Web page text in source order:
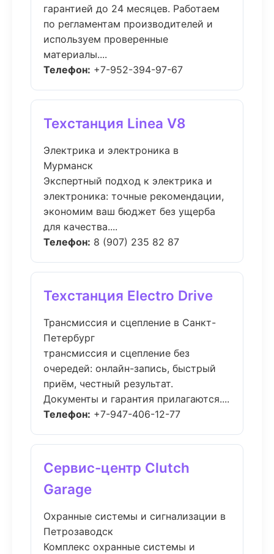
гарантией до 24 месяцев. Работаем
по регламентам производителей и
используем проверенные
материалы....
Телефон: +7-952-394-97-67
Техстанция Linea V8
Электрика и электроника в
Мурманск
Экспертный подход к электрика и
электроника: точные рекомендации,
экономим ваш бюджет без ущерба
для качества....
Телефон: 8 (907) 235 82 87
Техстанция Electro Drive
Трансмиссия и сцепление в Санкт-
Петербург
трансмиссия и сцепление без
очередей: онлайн-запись, быстрый
приём, честный результат.
Документы и гарантия прилагаются....
Телефон: +7-947-406-12-77
Сервис-центр Clutch
Garage
Охранные системы и сигнализации в
Петрозаводск
Комплекс охранные системы и